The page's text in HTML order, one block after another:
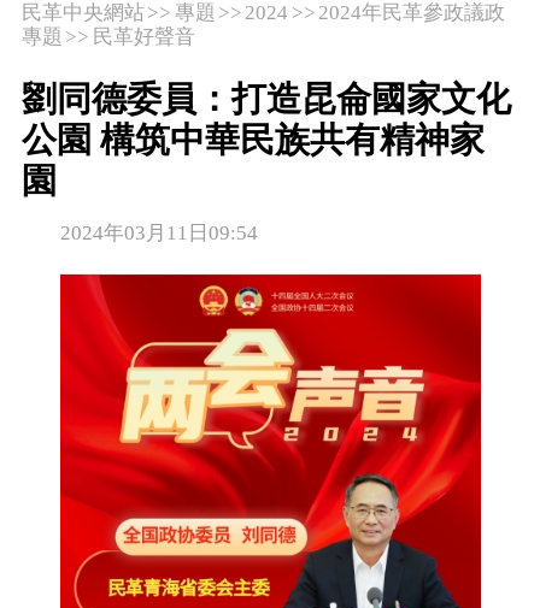
民革中央網站>> 專題 >>2024 >>2024年民革參政議政
專題 >> 民革好聲音
劉同德委員：打造昆侖國家文化
公園 構筑中華民族共有精神家
園
2024年03月11日09:54